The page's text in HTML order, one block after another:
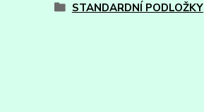
STANDARDNÍ PODLOŽKY